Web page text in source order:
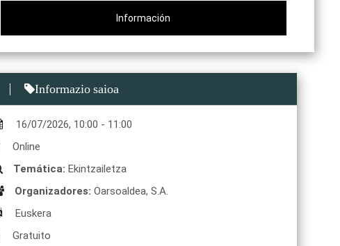
Información
Informazio saioa
16/07/2026, 10:00 - 11:00
Online
Temática: Ekintzailetza
Organizadores: Oarsoaldea, S.A.
Euskera
Gratuito